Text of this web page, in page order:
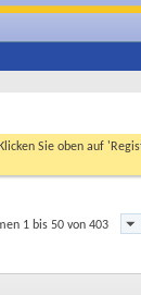
Sie oben auf
1 bis 50 von 403